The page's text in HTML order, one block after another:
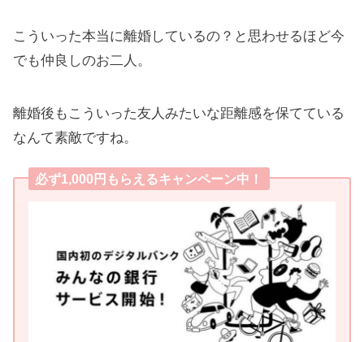
こういった本当に離婚しているの？と思わせるほど今
でも仲良しのお二人。
離婚後もこういった友人みたいな距離感を保てている
なんて素敵ですね。
必ず1,000円もらえるキャンペーン中！